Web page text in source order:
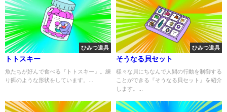
ひみつ道具
トトスキー
魚たちが好んで食べる『トトスキー』。練
り餌のような形状をしています。...
ひみつ道具
そうなる貝セット
様々な貝にちなんで人間の行動を制御する
ことができる『そうなる貝セット』を紹介
します。...